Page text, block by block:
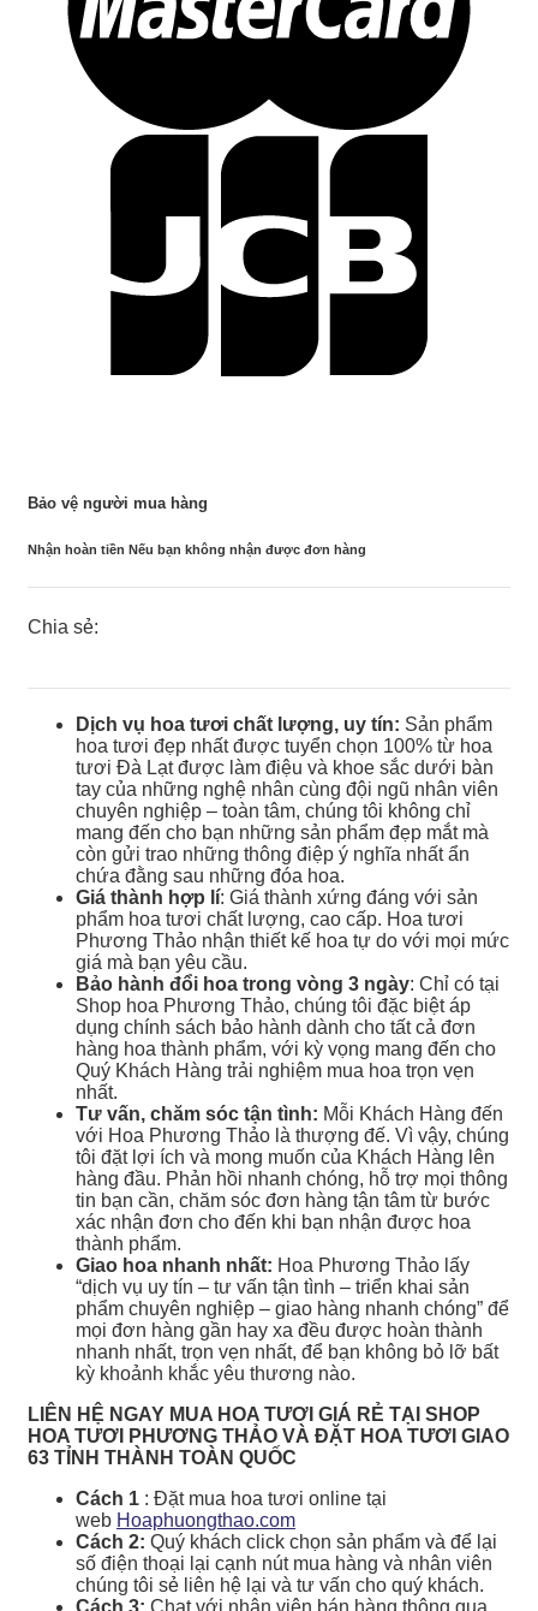
Bảo vệ người mua hàng
Nhận hoàn tiền Nếu bạn không nhận được đơn hàng
Chia sẻ:
Dịch vụ hoa tươi chất lượng, uy tín: Sản phẩm
hoa tươi đẹp nhất được tuyển chọn 100% từ hoa
tươi Đà Lạt được làm điệu và khoe sắc dưới bàn
tay của những nghệ nhân cùng đội ngũ nhân viên
chuyên nghiệp – toàn tâm, chúng tôi không chỉ
mang đến cho bạn những sản phẩm đẹp mắt mà
còn gửi trao những thông điệp ý nghĩa nhất ẩn
chứa đằng sau những đóa hoa.
Giá thành hợp lí: Giá thành xứng đáng với sản
phẩm hoa tươi chất lượng, cao cấp. Hoa tươi
Phương Thảo nhận thiết kế hoa tự do với mọi mức
giá mà bạn yêu cầu.
Bảo hành đổi hoa trong vòng 3 ngày: Chỉ có tại
Shop hoa Phương Thảo, chúng tôi đặc biệt áp
dụng chính sách bảo hành dành cho tất cả đơn
hàng hoa thành phẩm, với kỳ vọng mang đến cho
Quý Khách Hàng trải nghiệm mua hoa trọn vẹn
nhất.
Tư vấn, chăm sóc tận tình: Mỗi Khách Hàng đến
với Hoa Phương Thảo là thượng đế. Vì vậy, chúng
tôi đặt lợi ích và mong muốn của Khách Hàng lên
hàng đầu. Phản hồi nhanh chóng, hỗ trợ mọi thông
tin bạn cần, chăm sóc đơn hàng tận tâm từ bước
xác nhận đơn cho đến khi bạn nhận được hoa
thành phẩm.
Giao hoa nhanh nhất: Hoa Phương Thảo lấy
“dịch vụ uy tín – tư vấn tận tình – triển khai sản
phẩm chuyên nghiệp – giao hàng nhanh chóng” để
mọi đơn hàng gần hay xa đều được hoàn thành
nhanh nhất, trọn vẹn nhất, để bạn không bỏ lỡ bất
kỳ khoảnh khắc yêu thương nào.
LIÊN HỆ NGAY MUA HOA TƯƠI GIÁ RẺ TẠI SHOP
HOA TƯƠI PHƯƠNG THẢO VÀ ĐẶT HOA TƯƠI GIAO
63 TỈNH THÀNH TOÀN QUỐC
Cách 1 : Đặt mua hoa tươi online tại
web Hoaphuongthao.com
Cách 2: Quý khách click chọn sản phẩm và để lại
số điện thoại lại cạnh nút mua hàng và nhân viên
chúng tôi sẻ liên hệ lại và tư vấn cho quý khách.
Cách 3: Chat với nhân viên bán hàng thông qua